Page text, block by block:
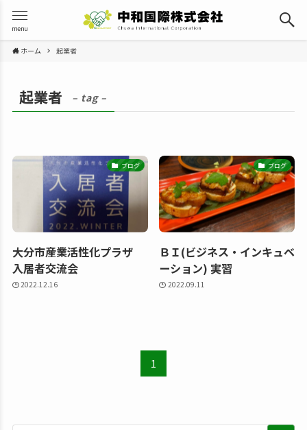
menu
ホーム 起業者
起業者 – tag –
ブログ
大分市産業活性化プラザ
入居者交流会
2022.12.16
ブログ
ＢＩ(ビジネス・インキュベ
ーション) 実習
2022.09.11
1